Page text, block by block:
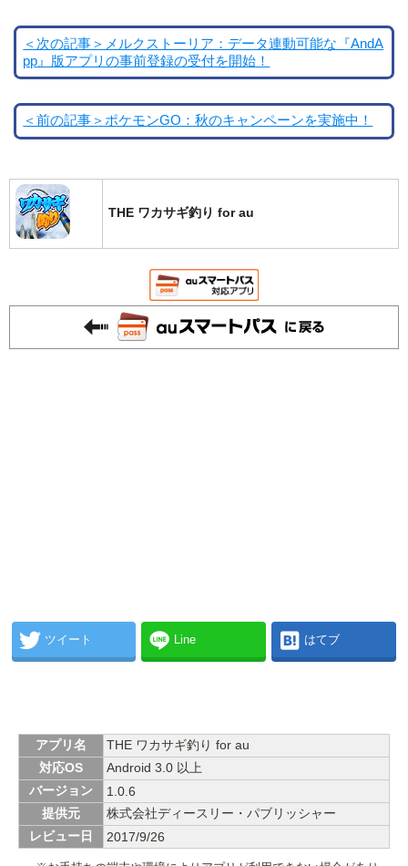
＜次の記事＞メルクストーリア：データ連動可能な『AndA
pp』版アプリの事前登録の受付を開始！
＜前の記事＞ポケモンGO：秋のキャンペーンを実施中！
THE ワカサギ釣り for au
ツイート Line はてブ
アプリ名
THE ワカサギ釣り for au
対応OS
Android 3.0 以上
バージョン
1.0.6
提供元
株式会社ディースリー・パブリッシャー
レビュー日
2017/9/26